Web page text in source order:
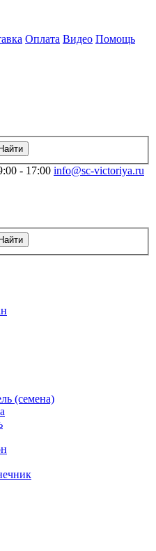
Оплата Видео Помощь
- 17:00 info@sc-victoriya.ru
(семена)